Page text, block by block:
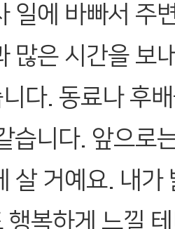
일에 바빠서 주
많은 시간을 보
다. 동료나 후
습니다. 앞으로
살 거예요. 내가
행복하게 느낄